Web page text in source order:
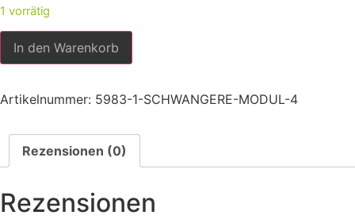
1 vorrätig
In den Warenkorb
Artikelnummer: 5983-1-SCHWANGERE-MODUL-4
Rezensionen (0)
Rezensionen